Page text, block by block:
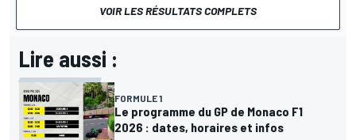
VOIR LES RÉSULTATS COMPLETS
Lire aussi :
FORMULE 1
Le programme du GP de Monaco F1
2026 : dates, horaires et infos